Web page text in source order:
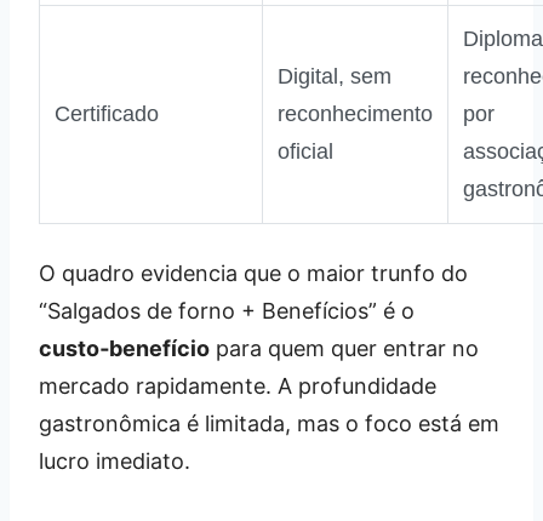
Certificado
Digital, sem
reconhecimento
oficial
Diploma
por
O quadro evidencia que o maior trunfo do
“Salgados de forno + Benefícios” é o
custo‑benefício para quem quer entrar no
mercado rapidamente. A profundidade
gastronômica é limitada, mas o foco está em
lucro imediato.